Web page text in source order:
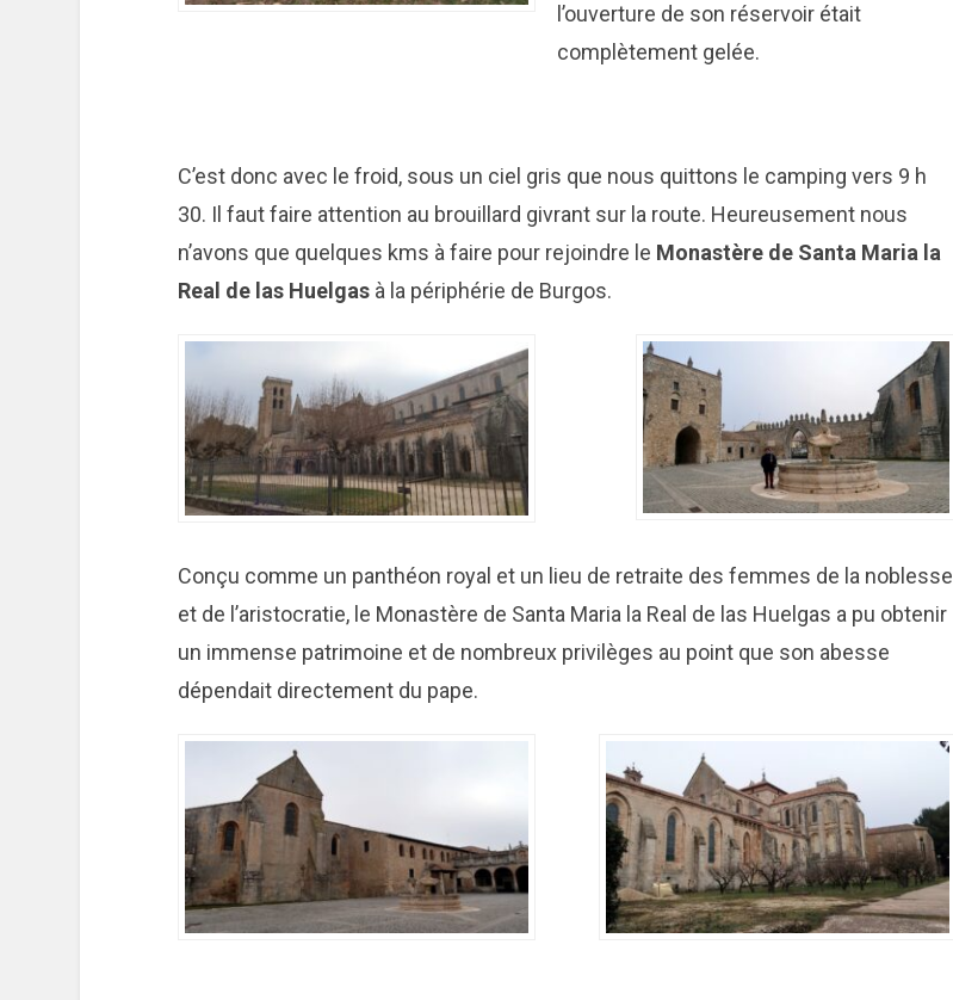
l’ouverture de son réservoir était
complètement gelée.
C’est donc avec le froid, sous un ciel gris que nous quittons le camping vers 9 h
30. Il faut faire attention au brouillard givrant sur la route. Heureusement nous
n’avons que quelques kms à faire pour rejoindre le Monastère de Santa Maria la
Real de las Huelgasà la périphérie de Burgos.
Conçu comme un panthéon royal et un lieu de retraite des femmes de la noblesse
et de l’aristocratie, le Monastère de Santa Maria la Real de las Huelgas a pu obtenir
un immense patrimoine et de nombreux privilèges au point que son abesse
dépendait directement du pape.